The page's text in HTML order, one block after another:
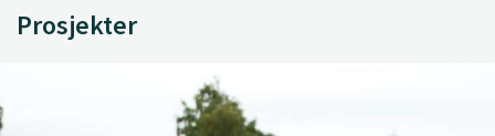
Prosjekter